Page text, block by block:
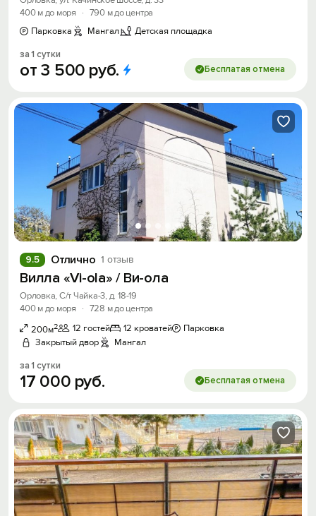
400 м до моря
· 790 м до центра
Парковка
Мангал Детская площадка
за 1 сутки
от3 500 руб. Бесплатая отмена
Отлично 1 отзыв
9.5
Вилла «Vi-ola» / Ви-ола
Орловка, С/т Чайка-3, д. 18-19
400 м до моря
· 728 м до центра
200м2 12 гостей 12 кроватей
Парковка
Закрытый двор
Мангал
за 1 сутки
17 000 руб. Бесплатая отмена